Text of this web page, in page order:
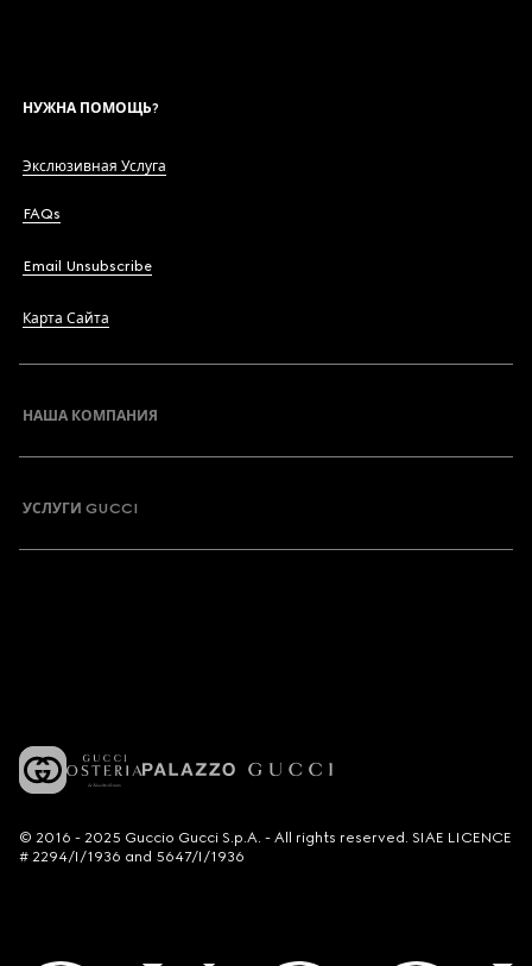
НУЖНА ПОМОЩЬ?
Экслюзивная Услуга
FAQs
Email Unsubscribe
Карта Сайта
НАША КОМПАНИЯ
УСЛУГИ GUCCI
© 2016 - 2025 Guccio Gucci S.p.A. - All rights reserved. SIAE LICENCE
# 2294/I/1936 and 5647/I/1936